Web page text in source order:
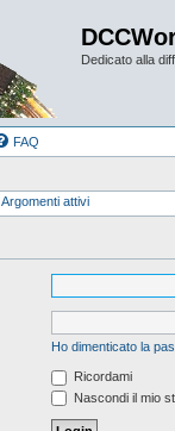
Dedicato alla
FAQ
Argomenti attivi
Ho dimenticato la
Ricordami
Nascondi il mio